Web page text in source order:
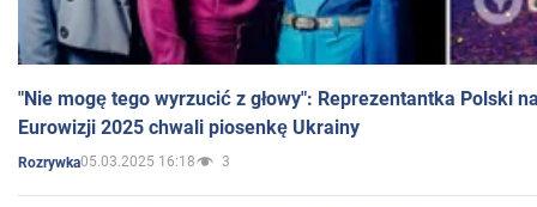
"Nie mogę tego wyrzucić z głowy": Reprezentantka Polski
Eurowizji 2025 chwali piosenkę Ukrainy
Rozrywka05.03.2025 16:18 3